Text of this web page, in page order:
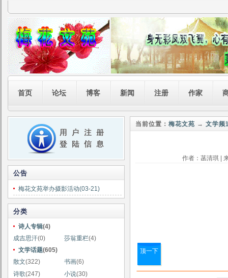
首页 论坛 博客 新闻 注册 作家
公告
梅花文苑举办摄影活动(03-21)
分类
诗人专辑(4)
成吉思汗(0) 莎翁重栏(4)
文学话题(605)
散文(322) 书画(6)
诗歌(247) 小说(30)
当前位置： 梅花文苑 → 文学频
作者：菡清琪 |
顶一下